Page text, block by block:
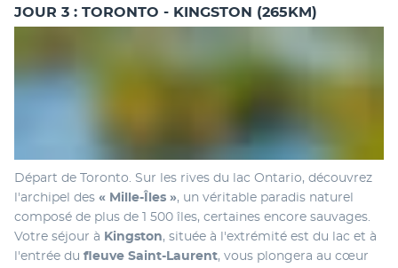
JOUR 3 : TORONTO - KINGSTON (265KM)
Départ de Toronto. Sur les rives du lac Ontario, découvrez
l'archipel des « Mille-Îles », un véritable paradis naturel
composé de plus de 1 500 îles, certaines encore sauvages.
Votre séjour à Kingston, située à l'extrémité est du lac et à
l'entrée du fleuve Saint-Laurent, vous plongera au cœur